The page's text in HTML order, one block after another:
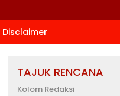
Disclaimer
TAJUK RENCANA
Kolom Redaksi